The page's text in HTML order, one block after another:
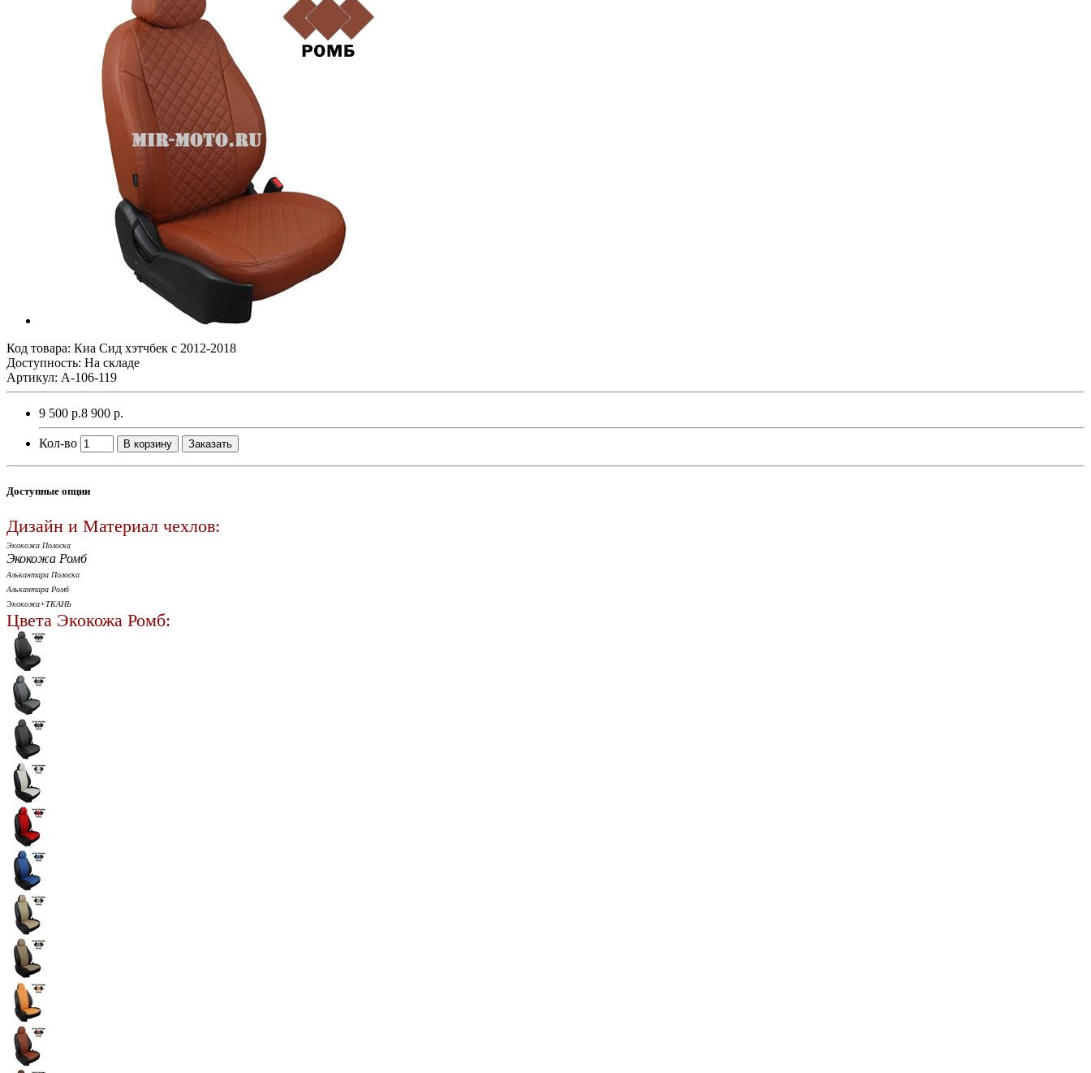
Код товара: Киа Сид хэтчбек с 2012-2018
Доступность: На складе
Артикул: A-106-119
9 500 р.8 900 р.
Кол-во В корзину Заказать
Доступные опции
Дизайн и Материал чехлов:
Экокожа Полоска
Экокожа Ромб
Алькантара Полоска
Алькантара Ромб
Экокожа+ТКАНЬ
Цвета Экокожа Ромб: